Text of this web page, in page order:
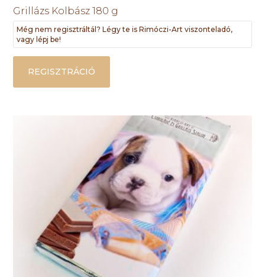
Grillázs Kolbász 180 g
Még nem regisztráltál? Légy te is Rimóczi-Art viszonteladó,
vagy lépj be!
REGISZTRÁCIÓ